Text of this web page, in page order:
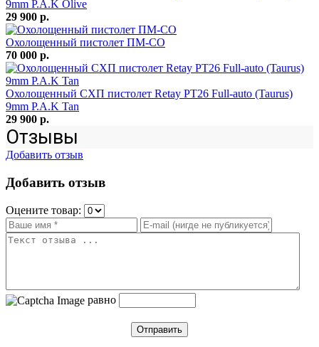
9mm P.A.K Olive
29 900 р.
Охолощенный пистолет ПМ-СО
70 000 р.
Охолощенный СХП пистолет Retay PT26 Full-auto (Taurus)
9mm P.A.K Tan
29 900 р.
Отзывы
Добавить отзыв
Добавить отзыв
Оцените товар:
равно
Отправить